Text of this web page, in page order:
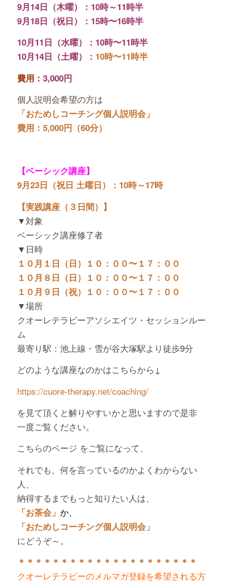
9月14日（木曜）：10時～11時半
9月18日（祝日）：15時〜16時半
10月11日（水曜）：10時〜11時半
10月14日（土曜）： 10時〜11時半
費用： 3,000円
個人説明会希望の方は
「おためしコーチング個人説明会」
費用：5,000円（60分）
【ベーシック講座】
9月23日（祝日 土曜日）：10時～17時
【実践講座（３日間）】
▼対象
ベーシック講座修了者
▼日時
１０月１日（日）１０：００〜１７：００
１０月８日（日）１０：００〜１７：００
１０月９日（祝）１０：００〜１７：００
▼場所
クオーレテラピーアソシエイツ・セッションルー
ム
最寄り駅：池上線・雪が谷大塚駅より徒歩9分
どのような講座なのかはこちらから↓
https://cuore-therapy.net/coaching/
を見て頂くと解りやすいかと思いますので是非
一度ご覧ください。
こちらのページ をご覧になって、
それでも、何を言っているのかよくわからない
人、
納得するまでもっと知りたい人は、
「お茶会」 か、
「おためしコーチング個人説明会」
にどうぞ～。
＊＊＊＊＊＊＊＊＊＊＊＊＊＊＊＊＊＊＊＊＊
クオーレテラピーのメルマガ登録を希望される方